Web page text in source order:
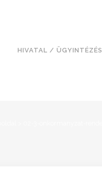
HIVATAL / ÜGYINTÉZÉS